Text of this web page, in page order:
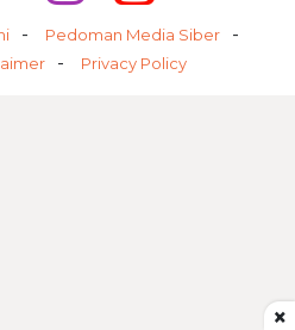
Pedoman Media Siber
Privacy Policy
×